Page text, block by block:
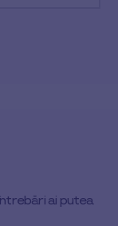
ai putea